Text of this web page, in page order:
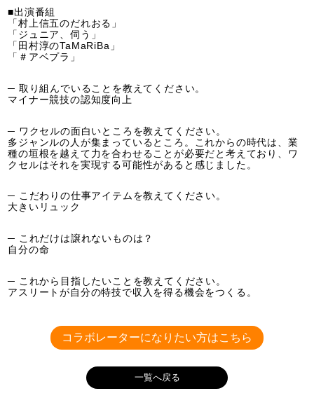
■出演番組
「村上信五のだれおる」
「ジュニア、伺う」
「田村淳のTaMaRiBa」
「＃アベプラ」
─ 取り組んでいることを教えてください。
マイナー競技の認知度向上
─ ワクセルの面白いところを教えてください。
多ジャンルの人が集まっているところ。これからの時代は、業
種の垣根を越えて力を合わせることが必要だと考えており、ワ
クセルはそれを実現する可能性があると感じました。
─ こだわりの仕事アイテムを教えてください。
大きいリュック
─ これだけは譲れないものは？
自分の命
─ これから目指したいことを教えてください。
アスリートが自分の特技で収入を得る機会をつくる。
コラボレーターになりたい方はこちら
一覧へ戻る